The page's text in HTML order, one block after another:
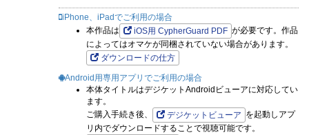
が……。少女達の葛藤と想い、白いボールが飛び交う弟13話!
『悪魔のモカちゃん 第15話～第16話』著：あみみ
ぼっち系美少女柚子とちびっこ悪魔モカちゃんの送る不思議で
かわいいハートフル? コメディ!
花見に出かけた柚子＆モカちゃんはうっかりお酒を桜の木にか
けてしまい桜の妖精ドライアドを呼び出してしまう!
iPhone、iPadでご利用の場合
本作品は
iOS用 CypherGuard PDF が必要です。作品
によってはオマケが同梱されていない場合があります。
ダウンロードの仕方
Android用専用アプリでご利用の場合
本体タイトルはデジケットAndroidビューアに対応してい
ます。
ご購入手続き後、
デジケットビューア を起動しアプ
リ内でダウンロードすることで視聴可能です。